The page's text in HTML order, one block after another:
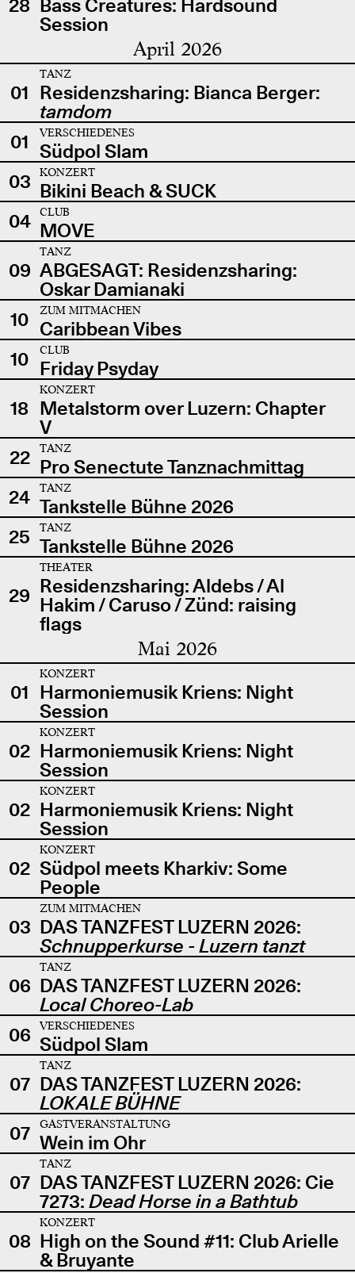
28 Bass Creatures: Hardsound
Session
April 2026
01
TANZ
Residenzsharing: Bianca Berger:
tamdom
01
VERSCHIEDENES
Südpol Slam
03
KONZERT
Bikini Beach & SUCK
04
CLUB
MOVE
09
TANZ
ABGESAGT: Residenzsharing:
Oskar Damianaki
10
ZUM MITMACHEN
Caribbean Vibes
10
CLUB
Friday Psyday
18
KONZERT
Metalstorm over Luzern: Chapter
V
22
TANZ
Pro Senectute Tanznachmittag
24
TANZ
Tankstelle Bühne 2026
25
TANZ
Tankstelle Bühne 2026
29
THEATER
Residenzsharing: Aldebs / Al
Hakim / Caruso / Zünd: raising
flags
Mai 2026
01
KONZERT
Harmoniemusik Kriens: Night
Session
02
KONZERT
Harmoniemusik Kriens: Night
Session
02
KONZERT
Harmoniemusik Kriens: Night
Session
02
KONZERT
Südpol meets Kharkiv: Some
People
03
ZUM MITMACHEN
DAS TANZFEST LUZERN 2026:
Schnupperkurse - Luzern tanzt
06
TANZ
DAS TANZFEST LUZERN 2026:
Local Choreo-Lab
06
VERSCHIEDENES
Südpol Slam
07
TANZ
DAS TANZFEST LUZERN 2026:
LOKALE BÜHNE
07
GASTVERANSTALTUNG
Wein im Ohr
07
TANZ
DAS TANZFEST LUZERN 2026: Cie
7273: Dead Horse in a Bathtub
08
KONZERT
High on the Sound #11: Club Arielle
& Bruyante